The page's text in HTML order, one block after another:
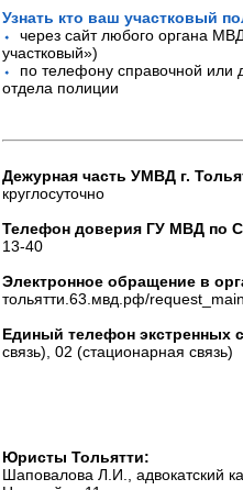
Узнать кто ваш участковый
⬩
через сайт любого органа
участковый»)
⬩
по телефону справочной или
отдела полиции
Дежурная часть УМВД г.
круглосуточно
Телефон доверия ГУ МВД по
13-40
Электронное обращение в
тольятти.63.мвд.рф/request_main
Единый телефон экстренных
связь), 02 (стационарная связь)
Юристы Тольятти:
Шаповалова Л.И., адвокатский